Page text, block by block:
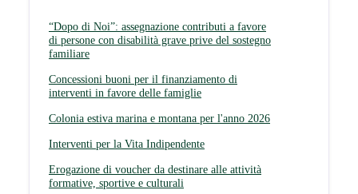
“Dopo di Noi”: assegnazione contributi a favore
di persone con disabilità grave prive del sostegno
familiare
Concessioni buoni per il finanziamento di
interventi in favore delle famiglie
Colonia estiva marina e montana per l'anno 2026
Interventi per la Vita Indipendente
Erogazione di voucher da destinare alle attività
formative, sportive e culturali